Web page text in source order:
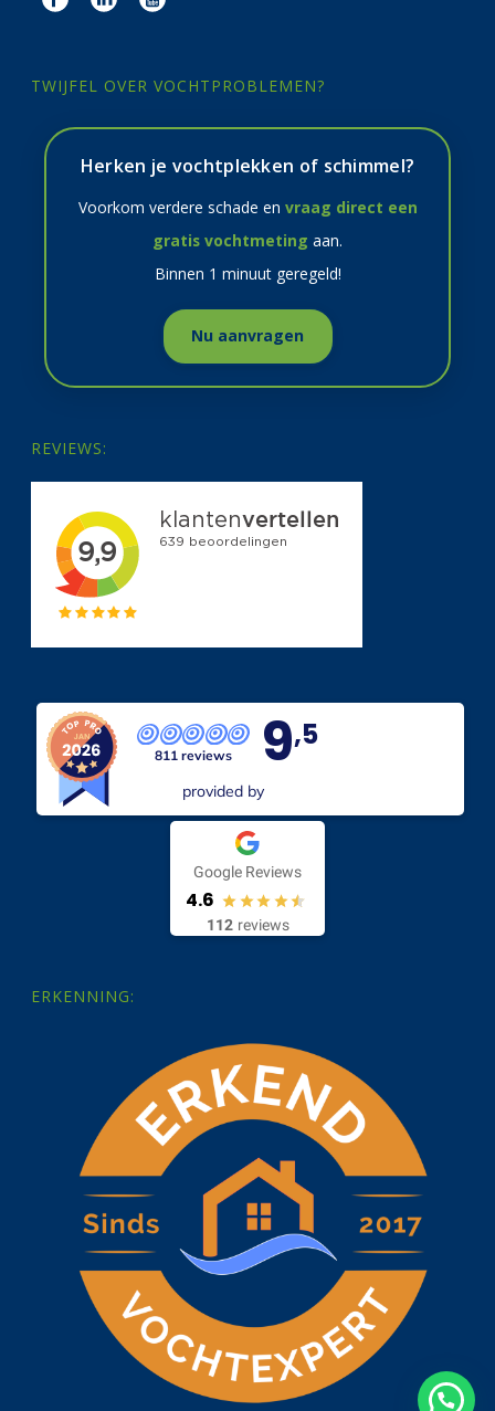
TWIJFEL OVER VOCHTPROBLEMEN?
Herken je vochtplekken of schimmel?
Voorkom verdere schade en vraag direct een
gratis vochtmeting aan.
Binnen 1 minuut geregeld!
Nu aanvragen
REVIEWS:
811 reviews 9,5
provided by
Google Reviews
4.6
112 reviews
ERKENNING: